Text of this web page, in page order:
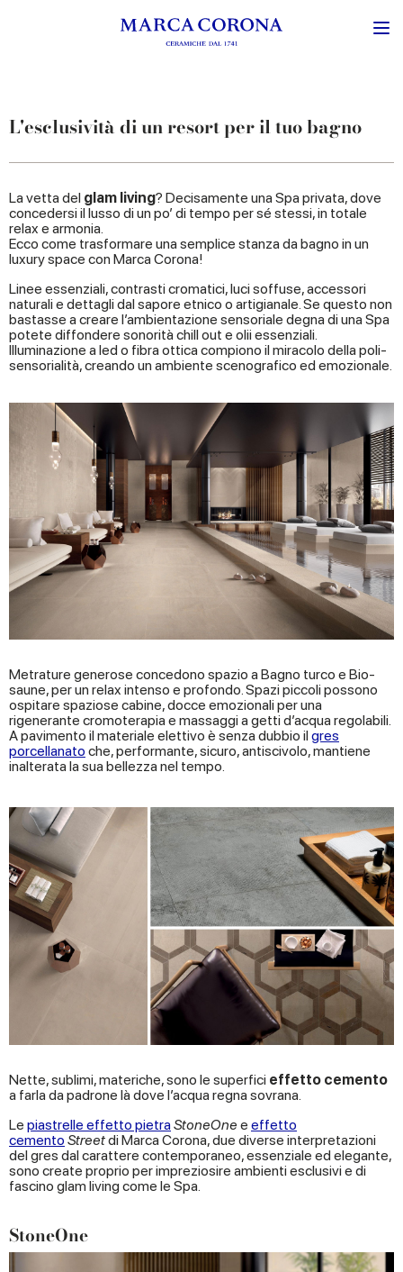
L'esclusività di un resort per il tuo bagno
La vetta del glam living? Decisamente una Spa privata, dove
concedersi il lusso di un po’ di tempo per sé stessi, in totale
relax e armonia.
Ecco come trasformare una semplice stanza da bagno in un
luxury space con Marca Corona!
Linee essenziali, contrasti cromatici, luci soffuse, accessori
naturali e dettagli dal sapore etnico o artigianale. Se questo non
bastasse a creare l’ambientazione sensoriale degna di una Spa
potete diffondere sonorità chill out e olii essenziali.
Illuminazione a led o fibra ottica compiono il miracolo della poli-
sensorialità, creando un ambiente scenografico ed emozionale.
Metrature generose concedono spazio a Bagno turco e Bio-
saune, per un relax intenso e profondo. Spazi piccoli possono
ospitare spaziose cabine, docce emozionali per una
rigenerante cromoterapia e massaggi a getti d’acqua regolabili.
A pavimento il materiale elettivo è senza dubbio ilgres
porcellanato che, performante, sicuro, antiscivolo, mantiene
inalterata la sua bellezza nel tempo.
Nette, sublimi, materiche, sono le superfici effetto cemento
a farla da padrone là dove l’acqua regna sovrana.
Le piastrelle effetto pietraStoneOne e effetto
cemento Streetdi Marca Corona, due diverse interpretazioni
del gres dal carattere contemporaneo, essenziale ed elegante,
sono create proprio per impreziosire ambienti esclusivi e di
fascino glam living come le Spa.
StoneOne